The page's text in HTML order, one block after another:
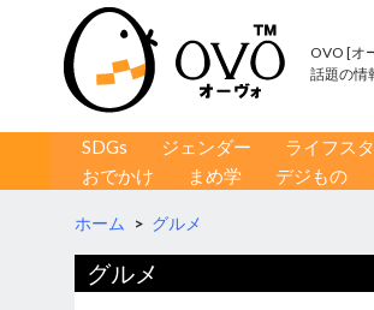
OVO [オ
話題の情
コンテンツへ移動
SDGs ジェンダー ライフス
おでかけ
まめ学 デジもの
ホーム > グルメ
グルメ